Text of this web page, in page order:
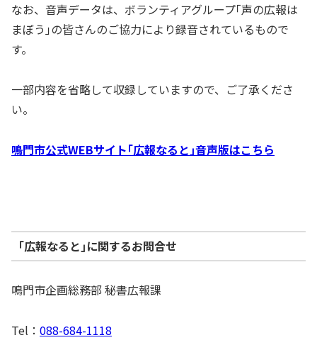
なお、音声データは、ボランティアグループ｢声の広報は
まぼう｣の皆さんのご協力により録音されているもので
す。
一部内容を省略して収録していますので、ご了承くださ
い。
鳴門市公式WEBサイト｢広報なると｣音声版はこちら
｢広報なると｣に関するお問合せ
鳴門市企画総務部 秘書広報課
Tel： 088-684-1118